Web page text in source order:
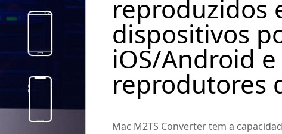
reproduzidos
dispositivos
iOS/Android e
reprodutores
Mac M2TS Converter tem a